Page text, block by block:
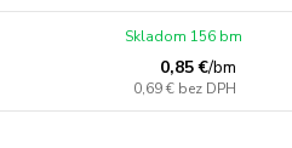
0,85 €/bm
0,69 € bez DPH
Skladom 156 bm